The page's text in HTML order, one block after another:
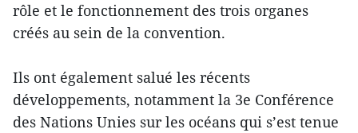
rôle et le fonctionnement des trois organes
créés au sein de la convention.
Ils ont également salué les récents
développements, notamment la 3e Conférence
des Nations Unies sur les océans qui s’est tenue